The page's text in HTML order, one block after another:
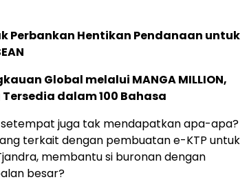
Perbankan Hentikan Pendanaan untuk
Global melalui MANGA MILLION,
dalam 100 Bahasa
setempat juga tak mendapatkan apa-apa?
terkait dengan pembuatan e-KTP untuk
membantu si buronan dengan
besar?